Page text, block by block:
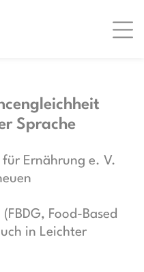
Sprache
für Ernährung e. V.
Food-Based
in Leichter